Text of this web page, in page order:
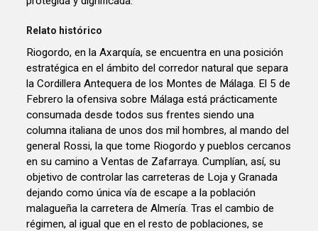
Relato histórico
Riogordo, en la Axarquía, se encuentra en una posición
estratégica en el ámbito del corredor natural que separa
la Cordillera Antequera de los Montes de Málaga. El 5 de
Febrero la ofensiva sobre Málaga está prácticamente
consumada desde todos sus frentes siendo una
columna italiana de unos dos mil hombres, al mando del
general Rossi, la que tome Riogordo y pueblos cercanos
en su camino a Ventas de Zafarraya. Cumplían, así, su
objetivo de controlar las carreteras de Loja y Granada
dejando como única vía de escape a la población
malagueña la carretera de Almería. Tras el cambio de
régimen, al igual que en el resto de poblaciones, se